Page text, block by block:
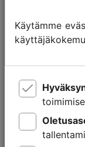
leikkikenttä ja
luonnonystäville
kasvihuoneissa
tavallisista
Käytämme